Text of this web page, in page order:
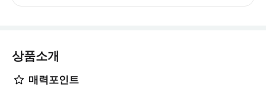
상품소개
매력포인트